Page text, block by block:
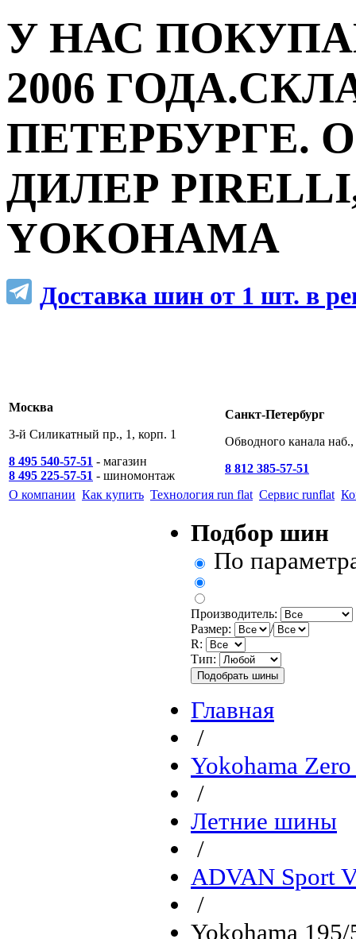
У НАС
2006
ПЕТЕРБУРГЕ.
ДИЛЕР
YOKOHAMA
Доставка шин от 1 шт. в
Москва
3-й Силикатный пр., 1, корп. 1
8 495 540-57-51 - магазин
8 495 225-57-51 - шиномонтаж
Санкт-Петербург
Обводного канала
8 812 385-57-51
О компании Как купить Технология run flat Сервис runflat
Подбор шин
По
Производитель:
Размер:
/
R:
Тип:
Главная
/
Yokohama Zero
/
Летние шины
/
ADVAN Sport
/
Yokohama